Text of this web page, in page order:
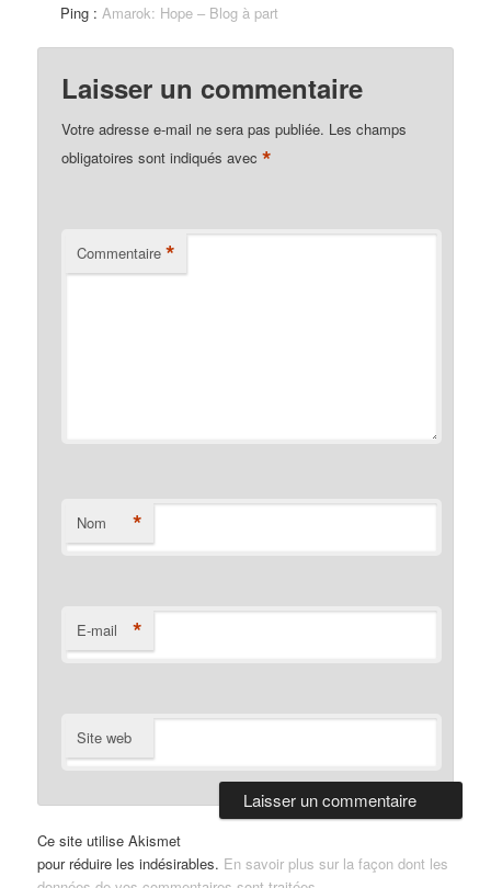
Ping :Amarok: Hope – Blog à part
Laisser un commentaire
Votre adresse e-mail ne sera pas publiée. Les champs
obligatoires sont indiqués avec*
Commentaire *
Nom *
E-mail *
Site web
Ce site utilise Akismet
pour réduire les indésirables. En savoir plus sur la façon dont les